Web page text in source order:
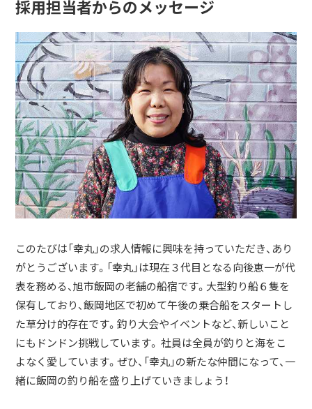
採用担当者からのメッセージ
このたびは「幸丸」の求人情報に興味を持っていただき、あり
がとうございます。「幸丸」は現在３代目となる向後恵一が代
表を務める、旭市飯岡の老舗の船宿です。大型釣り船６隻を
保有しており、飯岡地区で初めて午後の乗合船をスタートし
た草分け的存在です。釣り大会やイベントなど、新しいこと
にもドンドン挑戦しています。 社員は全員が釣りと海をこ
よなく愛しています。ぜひ、「幸丸」の新たな仲間になって、一
緒に飯岡の釣り船を盛り上げていきましょう！